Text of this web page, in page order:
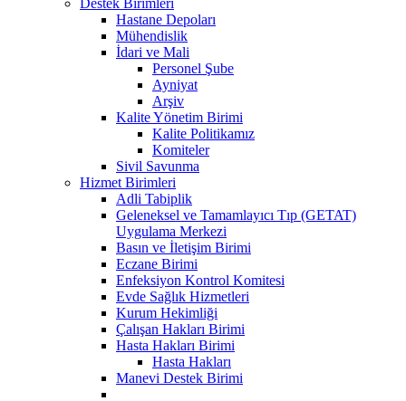
Hastane Depoları
Mühendislik
İdari ve Mali
Personel Şube
Ayniyat
Arşiv
Kalite Yönetim Birimi
Kalite Politikamız
Komiteler
Sivil Savunma
Hizmet Birimleri
Adli Tabiplik
Geleneksel ve Tamamlayıcı Tıp (GETAT)
Uygulama Merkezi
Basın ve İletişim Birimi
Eczane Birimi
Enfeksiyon Kontrol Komitesi
Evde Sağlık Hizmetleri
Kurum Hekimliği
Çalışan Hakları Birimi
Hasta Hakları Birimi
Hasta Hakları
Manevi Destek Birimi